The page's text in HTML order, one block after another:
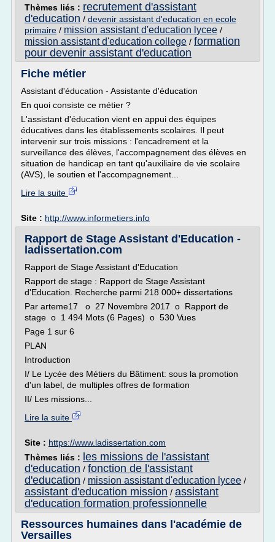
Thèmes liés : recrutement d'assistant
d'education / devenir assistant d'education en ecole
primaire / mission assistant d'education lycee /
mission assistant d'education college / formation
pour devenir assistant d'education
Fiche métier
Assistant d'éducation - Assistante d'éducation
En quoi consiste ce métier ?
L'assistant d'éducation vient en appui des équipes
éducatives dans les établissements scolaires. Il peut
intervenir sur trois missions : l'encadrement et la
surveillance des élèves, l'accompagnement des élèves en
situation de handicap en tant qu'auxiliaire de vie scolaire
(AVS), le soutien et l'accompagnement...
Lire la suite
Site : http://www.informetiers.info
Rapport de Stage Assistant d'Education -
ladissertation.com
Rapport de Stage Assistant d'Education
Rapport de stage : Rapport de Stage Assistant
d'Education. Recherche parmi 218 000+ dissertations
Par arteme17 o 27 Novembre 2017 o Rapport de
stage o 1 494 Mots (6 Pages) o 530 Vues
Page 1 sur 6
PLAN
Introduction
I/ Le Lycée des Métiers du Bâtiment: sous la promotion
d'un label, de multiples offres de formation
II/ Les missions...
Lire la suite
Site : https://www.ladissertation.com
Thèmes liés : les missions de l'assistant
d'education / fonction de l'assistant
d'education / mission assistant d'education lycee /
assistant d'education mission / assistant
d'education formation professionnelle
Ressources humaines dans l'académie de
Versailles